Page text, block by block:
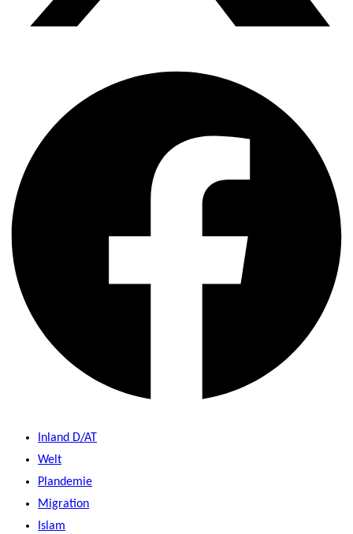
Inland D/AT
Welt
Plandemie
Migration
Islam